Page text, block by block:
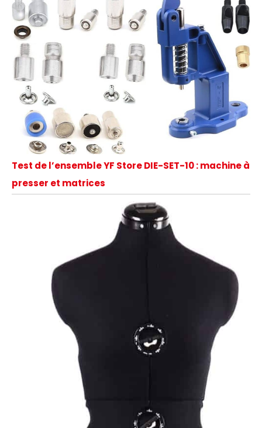
Test de l’ensemble YF Store DIE-SET-10 : machine à
presser et matrices